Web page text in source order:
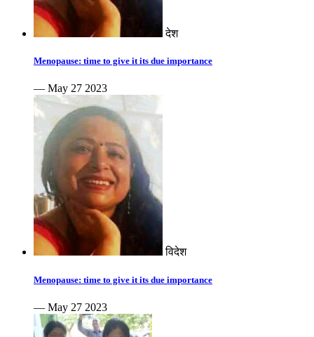
देश
Menopause: time to give it its due importance
— May 27 2023
विदेश
Menopause: time to give it its due importance
— May 27 2023